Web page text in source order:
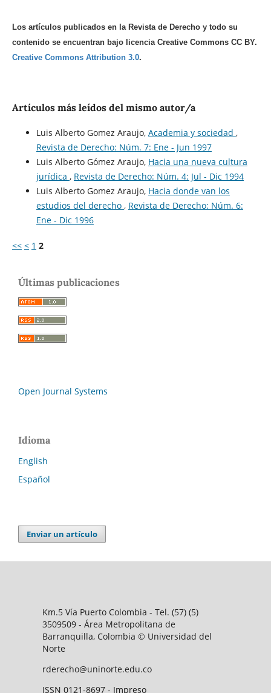
Los artículos publicados en la Revista de Derecho y todo su
contenido se encuentran bajo licencia Creative Commons CC BY.
Creative Commons Attribution 3.0.
Artículos más leídos del mismo autor/a
Luis Alberto Gomez Araujo, Academia y sociedad ,
Revista de Derecho: Núm. 7: Ene - Jun 1997
Luis Alberto Gómez Araujo, Hacia una nueva cultura
jurídica , Revista de Derecho: Núm. 4: Jul - Dic 1994
Luis Alberto Gomez Araujo, Hacia donde van los
estudios del derecho , Revista de Derecho: Núm. 6:
Ene - Dic 1996
<< < 1 2
Últimas publicaciones
Open Journal Systems
Idioma
English
Español
Enviar un artículo
Km.5 Vía Puerto Colombia - Tel. (57) (5)
3509509 - Área Metropolitana de
Barranquilla, Colombia © Universidad del
Norte
rderecho@uninorte.edu.co
ISSN 0121-8697 - Impreso